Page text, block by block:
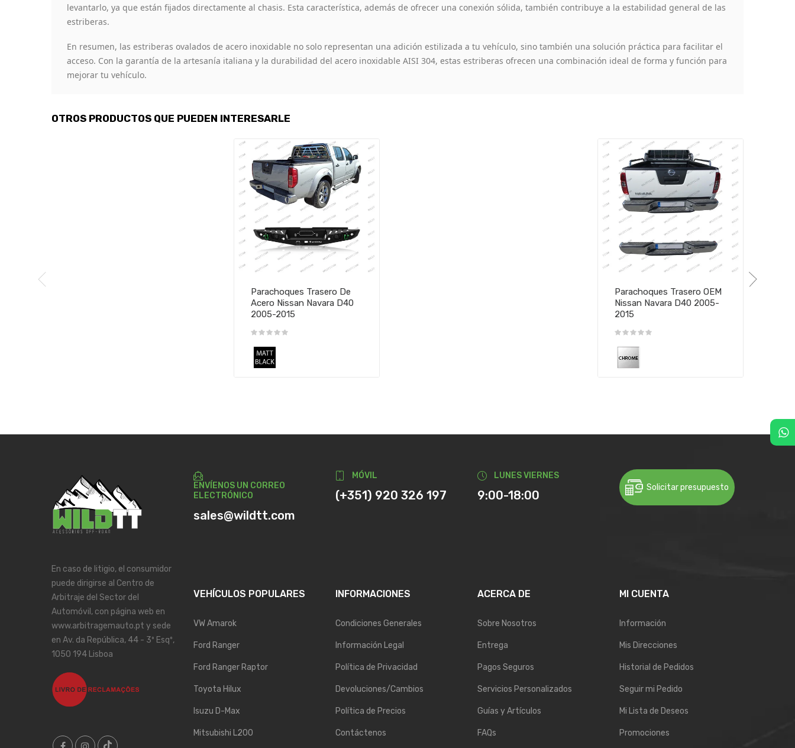
levantarlo, ya que están fijados directamente al chasis. Esta característica, además de ofrecer una conexión sólida, también contribuye a la estabilidad general de las
estriberas.
En resumen, las estriberas ovalados de acero inoxidable no solo representan una adición estilizada a tu vehículo, sino también una solución práctica para facilitar el
acceso. Con la garantía de la artesanía italiana y la durabilidad del acero inoxidable AISI 304, estas estriberas ofrecen una combinación ideal de forma y función para
mejorar tu vehículo.
OTROS PRODUCTOS QUE PUEDEN INTERESARLE
Parachoques Trasero De
Acero Nissan Navara D40
2005-2015
Parachoques Trasero OEM
Nissan Navara D40 2005-
2015
ENVÍENOS UN CORREO
ELECTRÓNICO
sales@wildtt.com
MÓVIL
(+351) 920 326 197
LUNES VIERNES
9:00-18:00
Solicitar presupuesto
En caso de litigio, el consumidor
puede dirigirse al Centro de
Arbitraje del Sector del
Automóvil, con página web en
www.arbitragemauto.pt y sede
en Av. da República, 44 - 3º Esqº,
1050 194 Lisboa
VEHÍCULOS POPULARES
VW Amarok
Ford Ranger
Ford Ranger Raptor
Toyota Hilux
Isuzu D-Max
Mitsubishi L200
INFORMACIONES
Condiciones Generales
Información Legal
Política de Privacidad
Devoluciones/Cambios
Política de Precios
Contáctenos
ACERCA DE
Sobre Nosotros
Entrega
Pagos Seguros
Servicios Personalizados
Guías y Artículos
FAQs
MI CUENTA
Información
Mis Direcciones
Historial de Pedidos
Seguir mi Pedido
Mi Lista de Deseos
Promociones